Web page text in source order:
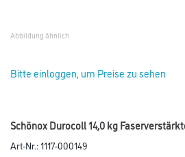
Abbildung ähnlich
Bitte einloggen, um Preise zu sehen
Schönox Durocoll 14,0 kg
Art-Nr.:1117-000149